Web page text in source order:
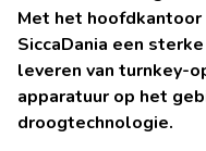
Met het
SiccaDania een
leveren van turnkey-
apparatuur op het
droogtechnologie.